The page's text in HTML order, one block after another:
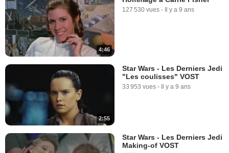
0:31
SPOT VO "Héros"
0:31
Star Wars - Les Derniers Jedi
Teaser "Resist It" VO
22 091 vues - Il y a 8 ans
4:46
127 530 vues - Il y a 9 ans
2:55
Star Wars - Les Derniers Jedi
"Les coulisses" VOST
33 953 vues - Il y a 9 ans
Star Wars - Les Derniers Jedi
Making-of VOST